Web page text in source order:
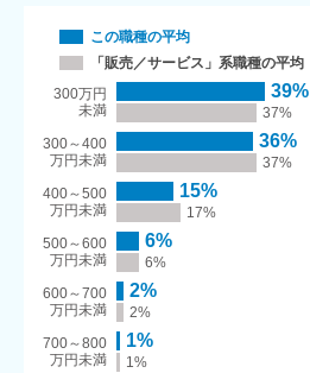
この職種の平均
「販売／サービス」系職種の平均
300万円
未満
39%
37%
300～400
万円未満
36%
37%
400～500
万円未満
15%
17%
500～600
万円未満
6%
6%
600～700
万円未満
2%
2%
700～800
万円未満
1%
1%